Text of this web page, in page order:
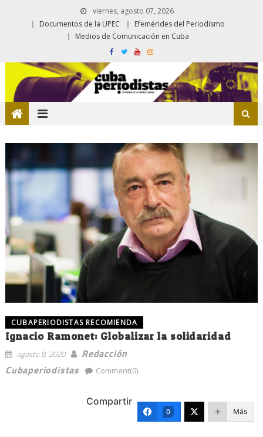
viernes, agosto 07, 2026
Documentos de la UPEC
Efemérides del Periodismo
Medios de Comunicación en Cuba
CUBAPERIODISTAS RECOMIENDA
Ignacio Ramonet: Globalizar la solidaridad
agosto 8, 2020
Redacción
Cubaperiodistas
Comment(0)
Compartir
0 Más